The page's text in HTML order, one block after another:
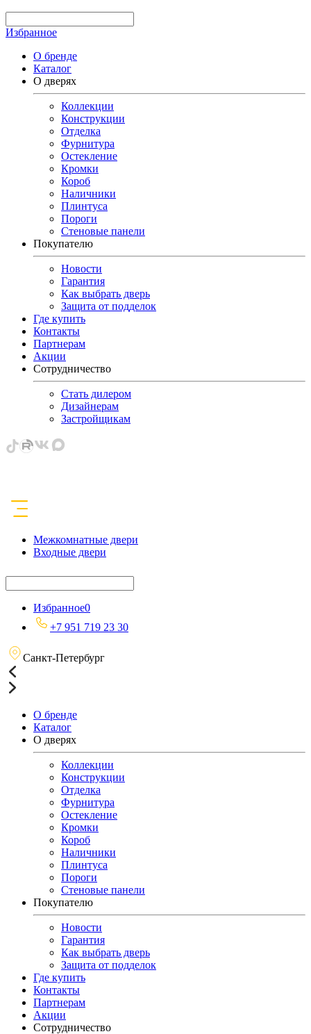
Избранное
О бренде
Каталог
О дверях
Коллекции
Конструкции
Отделка
Фурнитура
Остекление
Кромки
Короб
Наличники
Плинтуса
Пороги
Стеновые панели
Покупателю
Новости
Гарантия
Как выбрать дверь
Защита от подделок
Где купить
Контакты
Партнерам
Акции
Сотрудничество
Стать дилером
Дизайнерам
Застройщикам
Межкомнатные двери
Входные двери
Избранное0
+7 951 719 23 30
Санкт-Петербург
О бренде
Каталог
О дверях
Коллекции
Конструкции
Отделка
Фурнитура
Остекление
Кромки
Короб
Наличники
Плинтуса
Пороги
Стеновые панели
Покупателю
Новости
Гарантия
Как выбрать дверь
Защита от подделок
Где купить
Контакты
Партнерам
Акции
Сотрудничество